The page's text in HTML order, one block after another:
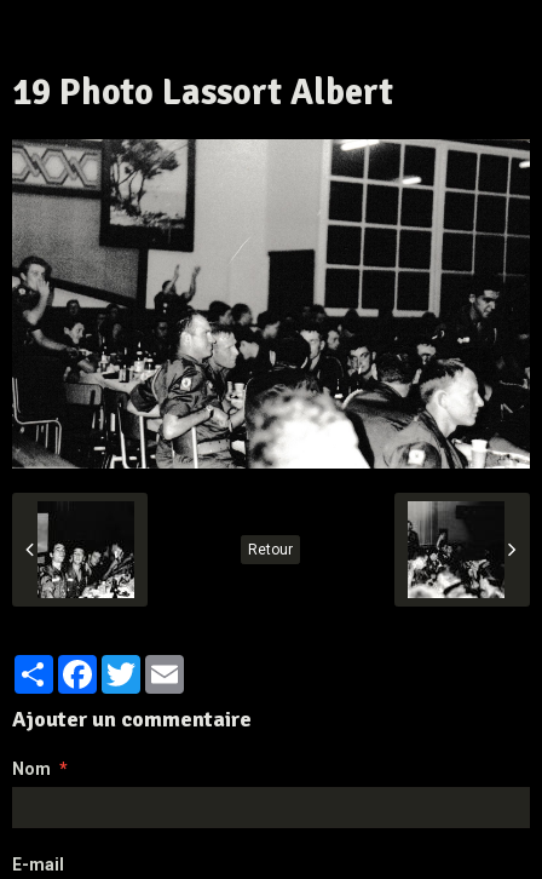
19 Photo Lassort Albert
Retour
PartagerFacebook
Twitter
Ajouter un commentaire
Nom
E-mail